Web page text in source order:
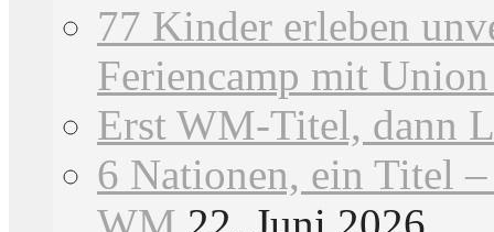
77 Kinder erleben
Feriencamp mit
Erst WM-Titel, dann
6 Nationen, ein Titel